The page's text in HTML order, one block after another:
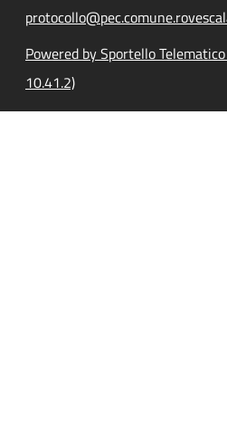
Powered by Sportello
10.41.2)